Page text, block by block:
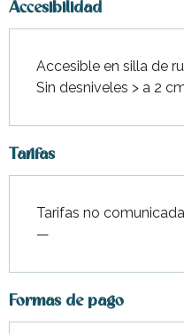
Accesibilidad
Accesible en silla de
Sin desniveles > a 2
Tarifas
Tarifas no
—
Formas de pago